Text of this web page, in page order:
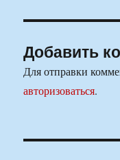
Добавить
Для отправки
авторизоваться.